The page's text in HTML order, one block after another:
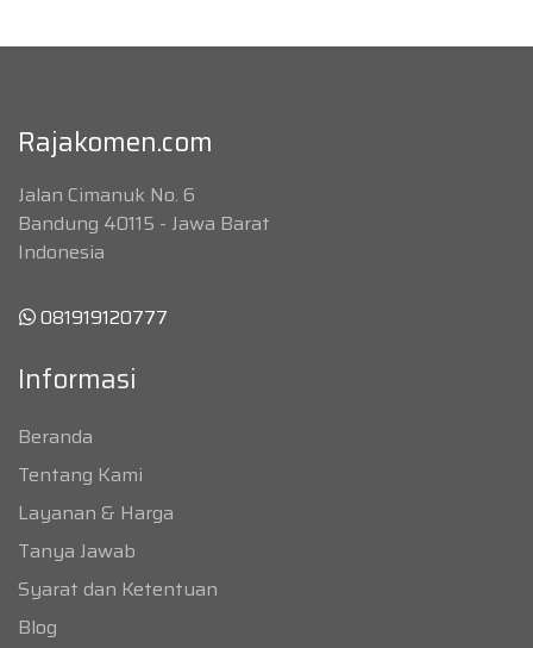
Rajakomen.com
Jalan Cimanuk No. 6
Bandung 40115 - Jawa Barat
Indonesia
081919120777
Informasi
Beranda
Tentang Kami
Layanan & Harga
Tanya Jawab
Syarat dan Ketentuan
Blog